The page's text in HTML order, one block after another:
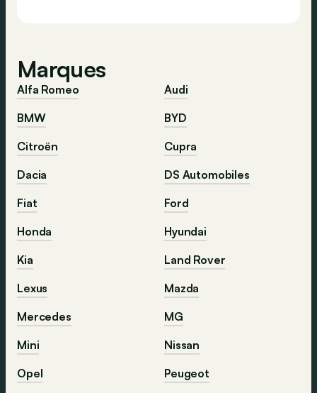
Marques
Alfa Romeo
Audi
BMW
BYD
Citroën
Cupra
Dacia
DS Automobiles
Fiat
Ford
Honda
Hyundai
Kia
Land Rover
Lexus
Mazda
Mercedes
MG
Mini
Nissan
Opel
Peugeot